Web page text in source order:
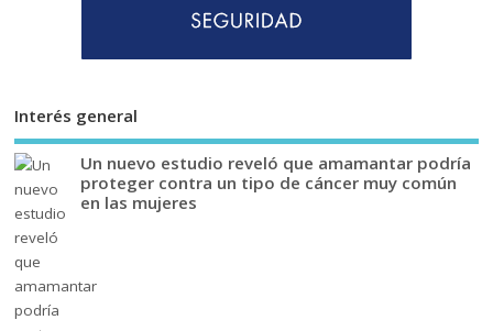
Interés general
Un nuevo estudio reveló que amamantar podría
proteger contra un tipo de cáncer muy común
en las mujeres